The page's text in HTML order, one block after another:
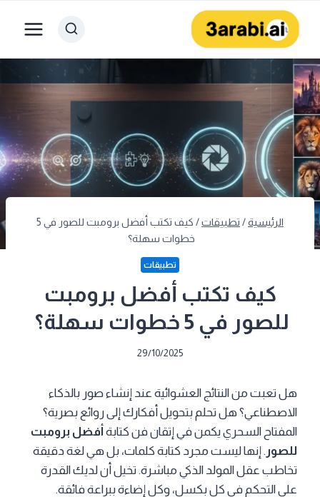
المحتوى
الرئيسية/ تطبيقات/
كيف تكتب أفضل برومبت للصور في 5
خطوات سهلة؟
تطبيقات
كيف تكتب أفضل برومبت
للصور في 5 خطوات سهلة؟
29/10/2025
هل تعبت من النتائج العشوائية عند إنشاء صور بالذكاء
الاصطناعي؟ هل تحلم بتحويل أفكارك إلى روائع بصرية؟
المفتاح السحري يكمن في إتقان فن كتابة أفضل برومبت
للصور . إنها ليست مجرد كتابة كلمات، بل هي لغة دقيقة
تخاطب عقل المولد الذكي مباشرة. تخيل أن لديك القدرة
على التحكم في كل بكسل، وكل إضاءة ببراعة فائقة.